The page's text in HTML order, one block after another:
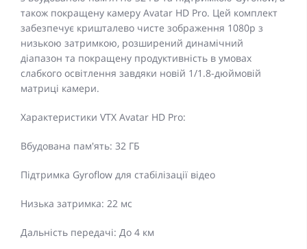
також покращену камеру Avatar HD Pro. Цей комплект
забезпечує кришталево чисте зображення 1080p з
низькою затримкою, розширений динамічний
діапазон та покращену продуктивність в умовах
слабкого освітлення завдяки новій 1/1.8-дюймовій
матриці камери.
Характеристики VTX Avatar HD Pro:
Вбудована пам'ять: 32 ГБ
Підтримка Gyroflow для стабілізації відео
Низька затримка: 22 мс
Дальність передачі: До 4 км